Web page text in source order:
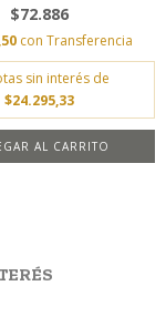
$72.886
con Transferencia
sin interés de
$24.295,33
AL CARRITO